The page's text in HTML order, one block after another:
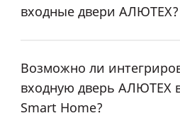
входные двери АЛЮТЕХ?
Возможно ли
входную дверь АЛЮТЕХ
Smart Home?